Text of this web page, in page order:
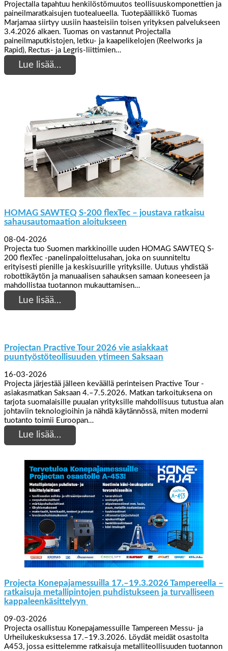
Projectalla tapahtuu henkilöstömuutos teollisuuskomponettien ja
paineilmaratkaisujen tuotealueella. Tuotepäällikkö Tuomas
Marjamaa siirtyy uusiin haasteisiin toisen yrityksen palvelukseen
3.4.2026 alkaen. Tuomas on vastannut Projectalla
paineilmaputkistojen, letku- ja kaapelikelojen (Reelworks ja
Rapid), Rectus- ja Legris-liittimien…
Lue lisää…
HOMAG SAWTEQ S-200 flexTec – joustava ratkaisu
sahausautomaation aloitukseen
08-04-2026
Projecta tuo Suomen markkinoille uuden HOMAG SAWTEQ S-
200 flexTec -panelinpaloittelusahan, joka on suunniteltu
erityisesti pienille ja keskisuurille yrityksille. Uutuus yhdistää
robottikäytön ja manuaalisen sahauksen samaan koneeseen ja
mahdollistaa tuotannon mukauttamisen…
Lue lisää…
Projectan Practive Tour 2026 vie asiakkaat
puuntyöstöteollisuuden ytimeen Saksaan
16-03-2026
Projecta järjestää jälleen keväällä perinteisen Practive Tour -
asiakasmatkan Saksaan 4.–7.5.2026. Matkan tarkoituksena on
tarjota suomalaisille puualan yrityksille mahdollisuus tutustua alan
johtaviin teknologioihin ja nähdä käytännössä, miten moderni
tuotanto toimii Euroopan…
Lue lisää…
Projecta Konepajamessuilla 17.–19.3.2026 Tampereella –
ratkaisuja metallipintojen puhdistukseen ja turvalliseen
kappaleenkäsittelyyn
09-03-2026
Projecta osallistuu Konepajamessuille Tampereen Messu- ja
Urheilukeskuksessa 17.–19.3.2026. Löydät meidät osastolta
A453, jossa esittelemme ratkaisuja metalliteollisuuden tuotannon